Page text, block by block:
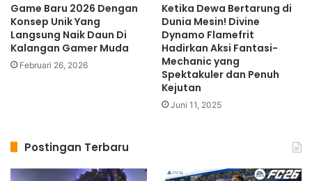
Game Baru 2026 Dengan
Konsep Unik Yang
Langsung Naik Daun Di
Kalangan Gamer Muda
Februari 26, 2026
Ketika Dewa Bertarung di
Dunia Mesin! Divine
Dynamo Flamefrit
Hadirkan Aksi Fantasi-
Mechanic yang
Spektakuler dan Penuh
Kejutan
Juni 11, 2025
Postingan Terbaru